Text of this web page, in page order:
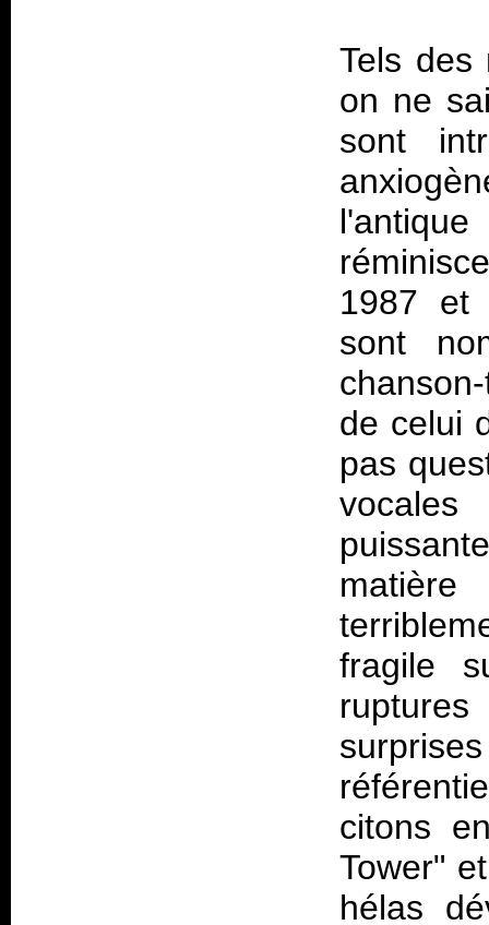
Tels des
on ne
sont
1987 et
sont
de celui
pas
fragile
citons
Tower"
hélas